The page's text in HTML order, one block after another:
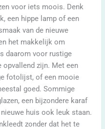
voor iets moois. Denk
een hippe lamp of een
van de nieuwe
het makkelijk om
daarom voor rustige
zijn. Met een
fotolijst, of een mooie
goed. Sommige
een bijzondere karaf
huis ook leuk staan.
zonder dat het te